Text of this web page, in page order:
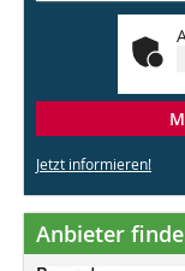
Jetzt informieren!
Anbieter